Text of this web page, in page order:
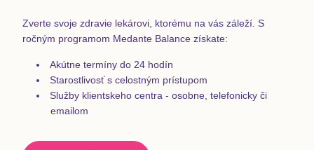
Zverte svoje zdravie lekárovi, ktorému na vás záleží. S
ročným programom Medante Balance získate:
Akútne termíny do 24 hodín
Starostlivosť s celostným prístupom
Služby klientskeho centra - osobne, telefonicky či
emailom